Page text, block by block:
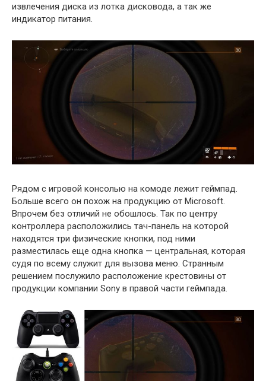
извлечения диска из лотка дисковода, а так же
индикатор питания.
Рядом с игровой консолью на комоде лежит геймпад.
Больше всего он похож на продукцию от Microsoft.
Впрочем без отличий не обошлось. Так по центру
контроллера расположились тач-панель на которой
находятся три физические кнопки, под ними
разместилась еще одна кнопка — центральная, которая
судя по всему служит для вызова меню. Странным
решением послужило расположение крестовины от
продукции компании Sony в правой части геймпада.